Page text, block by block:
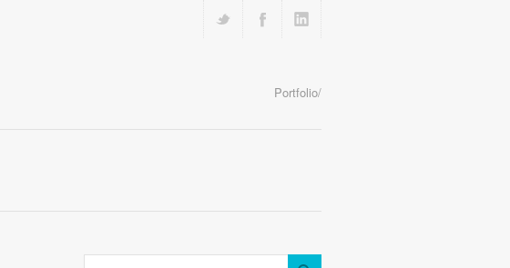
Portfolio/